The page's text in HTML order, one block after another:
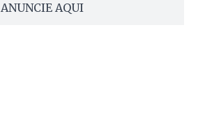
ANUNCIE AQUI